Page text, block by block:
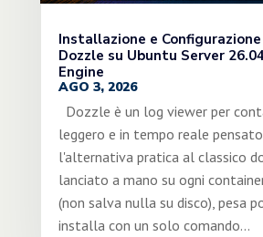
Installazione e
Dozzle su Ubuntu Server
Engine
AGO 3, 2026
Dozzle è un log viewer per
leggero e in tempo reale
l'alternativa pratica al classico
lanciato a mano su ogni
(non salva nulla su disco), pesa
installa con un solo comando...